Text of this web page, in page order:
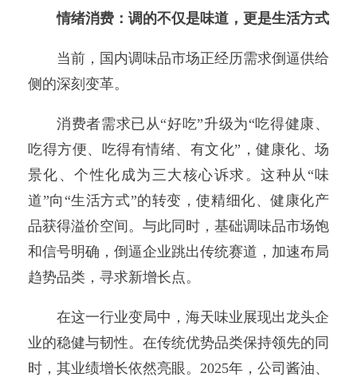
情绪消费：调的不仅是味道，更是生活方式
当前，国内调味品市场正经历需求倒逼供给
侧的深刻变革。
消费者需求已从“好吃”升级为“吃得健康、
吃得方便、吃得有情绪、有文化”，健康化、场
景化、个性化成为三大核心诉求。这种从“味
道”向“生活方式”的转变，使精细化、健康化产
品获得溢价空间。与此同时，基础调味品市场饱
和信号明确，倒逼企业跳出传统赛道，加速布局
趋势品类，寻求新增长点。
在这一行业变局中，海天味业展现出龙头企
业的稳健与韧性。在传统优势品类保持领先的同
时，其业绩增长依然亮眼。2025年，公司酱油、